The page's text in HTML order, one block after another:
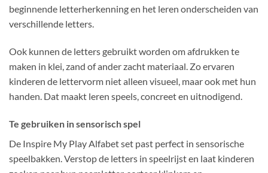
beginnende letterherkenning en het leren onderscheiden van
verschillende letters.
Ook kunnen de letters gebruikt worden om afdrukken te
maken in klei, zand of ander zacht materiaal. Zo ervaren
kinderen de lettervorm niet alleen visueel, maar ook met hun
handen. Dat maakt leren speels, concreet en uitnodigend.
Te gebruiken in sensorisch spel
De Inspire My Play Alfabet set past perfect in sensorische
speelbakken. Verstop de letters in speelrijst en laat kinderen